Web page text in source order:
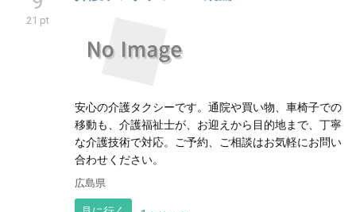
21 pt
安心の介護タクシーです。通院や買い物、車椅子での
移動も、介護福祉士が、お迎えから目的地まで、丁寧
な介護技術で対応。ご予約、ご相談はお気軽にお問い
合わせください。
広島県